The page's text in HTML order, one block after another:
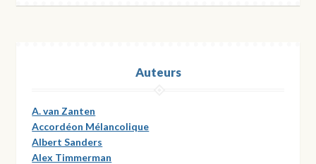
Auteurs
A. van Zanten
Accordéon Mélancolique
Albert Sanders
Alex Timmerman